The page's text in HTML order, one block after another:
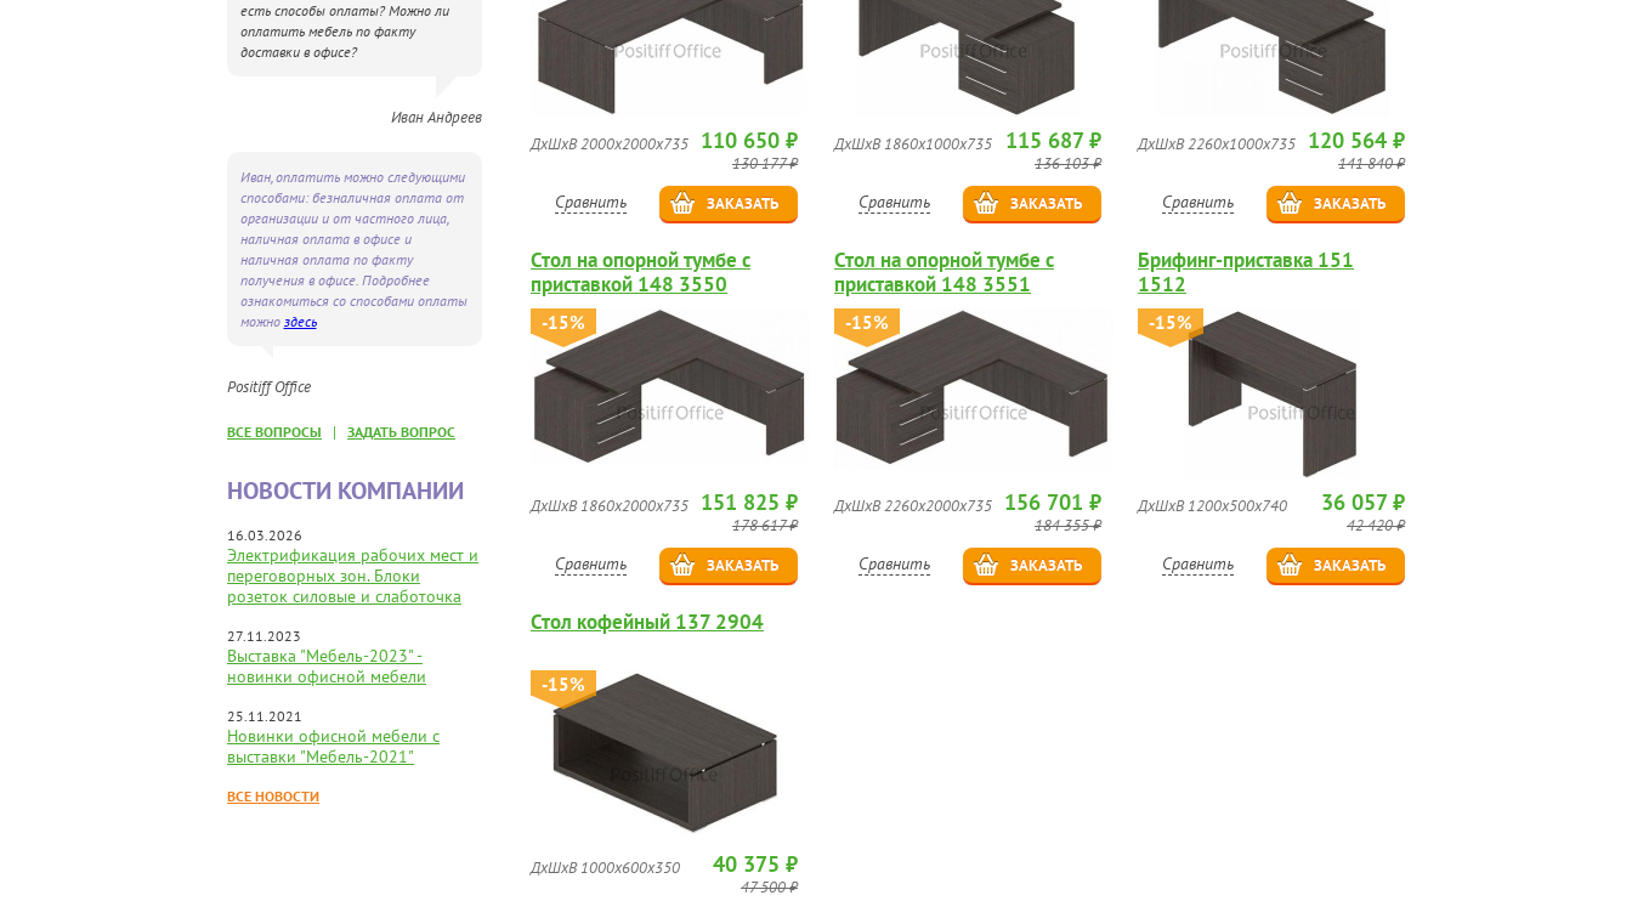
есть способы оплаты? Можно ли
оплатить мебель по факту
доставки в офисе?
Иван Андреев
Иван, оплатить можно следующими
способами: безналичная оплата от
организации и от частного лица,
наличная оплата в офисе и
наличная оплата по факту
получения в офисе. Подробнее
ознакомиться со способами оплаты
можно здесь
Positiff Office
ВСЕ ВОПРОСЫ | ЗАДАТЬ ВОПРОС
НОВОСТИ КОМПАНИИ
16.03.2026
Электрификация рабочих мест и
переговорных зон. Блоки
розеток силовые и слаботочка
27.11.2023
Выставка "Мебель-2023" -
новинки офисной мебели
25.11.2021
Новинки офисной мебели с
выставки "Мебель-2021"
ВСЕ НОВОСТИ
ДхШхВ 2000x2000x735 110 650 ₽
130 177 ₽
Сравнить ЗАКАЗАТЬ
ДхШхВ 1860x1000x735 115 687 ₽
136 103 ₽
Сравнить ЗАКАЗАТЬ
ДхШхВ 2260x1000x735 120 564 ₽
141 840 ₽
Сравнить ЗАКАЗАТЬ
Стол на опорной тумбе с
приставкой 148 3550
-15%
ДхШхВ 1860x2000x735 151 825 ₽
178 617 ₽
Сравнить ЗАКАЗАТЬ
Стол на опорной тумбе с
приставкой 148 3551
-15%
ДхШхВ 2260x2000x735 156 701 ₽
184 355 ₽
Сравнить ЗАКАЗАТЬ
Брифинг-приставка 151
1512
-15%
ДхШхВ 1200x500x740 36 057 ₽
42 420 ₽
Сравнить ЗАКАЗАТЬ
Стол кофейный 137 2904
-15%
ДхШхВ 1000x600x350 40 375 ₽
47 500 ₽